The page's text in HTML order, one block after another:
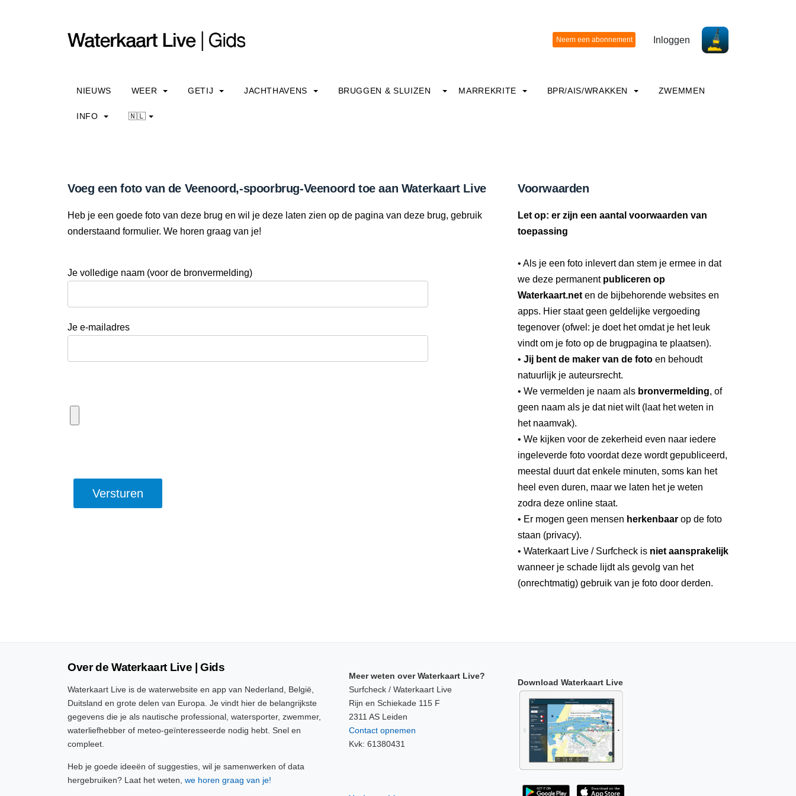
Inloggen
NIEUWS WEER GETIJ JACHTHAVENS BRUGGEN & SLUIZEN MARREKRITE BPR/AIS/WRAKKEN ZWEMMEN
INFO 🇳🇱
Voeg een foto van de Veenoord,-spoorbrug-Veenoord toe aan Waterkaart Live
Heb je een goede foto van deze brug en wil je deze laten zien op de pagina van deze brug, gebruik
onderstaand formulier. We horen graag van je!
Je volledige naam (voor de bronvermelding)
Je e-mailadres
Voorwaarden
Let op: er zijn een aantal voorwaarden van
toepassing
• Als je een foto inlevert dan stem je ermee in dat
we deze permanent publiceren op
Waterkaart.net en de bijbehorende websites en
apps. Hier staat geen geldelijke vergoeding
tegenover (ofwel: je doet het omdat je het leuk
vindt om je foto op de brugpagina te plaatsen).
• Jij bent de maker van de foto en behoudt
natuurlijk je auteursrecht.
• We vermelden je naam als bronvermelding, of
geen naam als je dat niet wilt (laat het weten in
het naamvak).
• We kijken voor de zekerheid even naar iedere
ingeleverde foto voordat deze wordt gepubliceerd,
meestal duurt dat enkele minuten, soms kan het
heel even duren, maar we laten het je weten
zodra deze online staat.
• Er mogen geen mensen herkenbaar op de foto
staan (privacy).
• Waterkaart Live / Surfcheck is niet aansprakelijk
wanneer je schade lijdt als gevolg van het
(onrechtmatig) gebruik van je foto door derden.
Over de Waterkaart Live | Gids
Waterkaart Live is de waterwebsite en app van Nederland, België,
Duitsland en grote delen van Europa. Je vindt hier de belangrijkste
gegevens die je als nautische professional, watersporter, zwemmer,
waterliefhebber of meteo-geïnteresseerde nodig hebt. Snel en
compleet.
Heb je goede ideeën of suggesties, wil je samenwerken of data
hergebruiken? Laat het weten, we horen graag van je!
Meer weten over Waterkaart Live?
Surfcheck / Waterkaart Live
Rijn en Schiekade 115 F
2311 AS Leiden
Contact opnemen
Kvk: 61380431
Download Waterkaart Live